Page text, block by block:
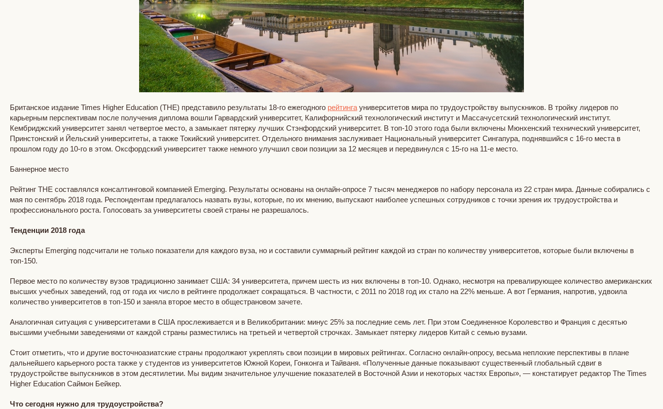
Британское издание Times Higher Education (THE) представило результаты 18-го ежегодного рейтинга университетов мира по трудоустройству выпускников. В тройку лидеров по
карьерным перспективам после получения диплома вошли Гарвардский университет, Калифорнийский технологический институт и Массачусетский технологический институт.
Кембриджский университет занял четвертое место, а замыкает пятерку лучших Стэнфордский университет. В топ-10 этого года были включены Мюнхенский технический университет,
Принстонский и Йельский университеты, а также Токийский университет. Отдельного внимания заслуживает Национальный университет Сингапура, поднявшийся с 16-го места в
прошлом году до 10-го в этом. Оксфордский университет также немного улучшил свои позиции за 12 месяцев и передвинулся с 15-го на 11-е место.
Баннерное место
Рейтинг THE составлялся консалтинговой компанией Emerging. Результаты основаны на онлайн-опросе 7 тысяч менеджеров по набору персонала из 22 стран мира. Данные собирались с
мая по сентябрь 2018 года. Респондентам предлагалось назвать вузы, которые, по их мнению, выпускают наиболее успешных сотрудников с точки зрения их трудоустройства и
профессионального роста. Голосовать за университеты своей страны не разрешалось.
Тенденции 2018 года
Эксперты Emerging подсчитали не только показатели для каждого вуза, но и составили суммарный рейтинг каждой из стран по количеству университетов, которые были включены в
топ-150.
Первое место по количеству вузов традиционно занимает США: 34 университета, причем шесть из них включены в топ-10. Однако, несмотря на превалирующее количество американских
высших учебных заведений, год от года их число в рейтинге продолжает сокращаться. В частности, c 2011 по 2018 год их стало на 22% меньше. А вот Германия, напротив, удвоила
количество университетов в топ-150 и заняла второе место в общестрановом зачете.
Аналогичная ситуация с университетами в США прослеживается и в Великобритании: минус 25% за последние семь лет. При этом Соединенное Королевство и Франция с десятью
высшими учебными заведениями от каждой страны разместились на третьей и четвертой строчках. Замыкает пятерку лидеров Китай с семью вузами.
Стоит отметить, что и другие восточноазиатские страны продолжают укреплять свои позиции в мировых рейтингах. Согласно онлайн-опросу, весьма неплохие перспективы в плане
дальнейшего карьерного роста также у студентов из университетов Южной Кореи, Гонконга и Тайваня. «Полученные данные показывают существенный глобальный сдвиг в
трудоустройстве выпускников в этом десятилетии. Мы видим значительное улучшение показателей в Восточной Азии и некоторых частях Европы», — констатирует редактор The Times
Higher Education Саймон Бейкер.
Что сегодня нужно для трудоустройства?